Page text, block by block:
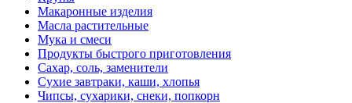
Макаронные изделия
Масла растительные
Мука и смеси
Продукты быстрого приготовления
Сахар, соль, заменители
Сухие завтраки, каши, хлопья
Чипсы, сухарики, снеки, попкорн